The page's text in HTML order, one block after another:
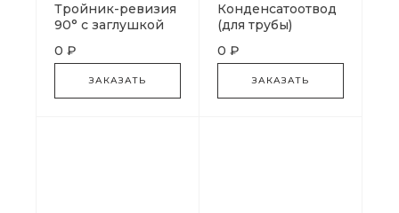
Тройник-ревизия
90° с заглушкой
0 ₽
ЗАКАЗАТЬ
Конденсатоотвод
(для трубы)
0 ₽
ЗАКАЗАТЬ